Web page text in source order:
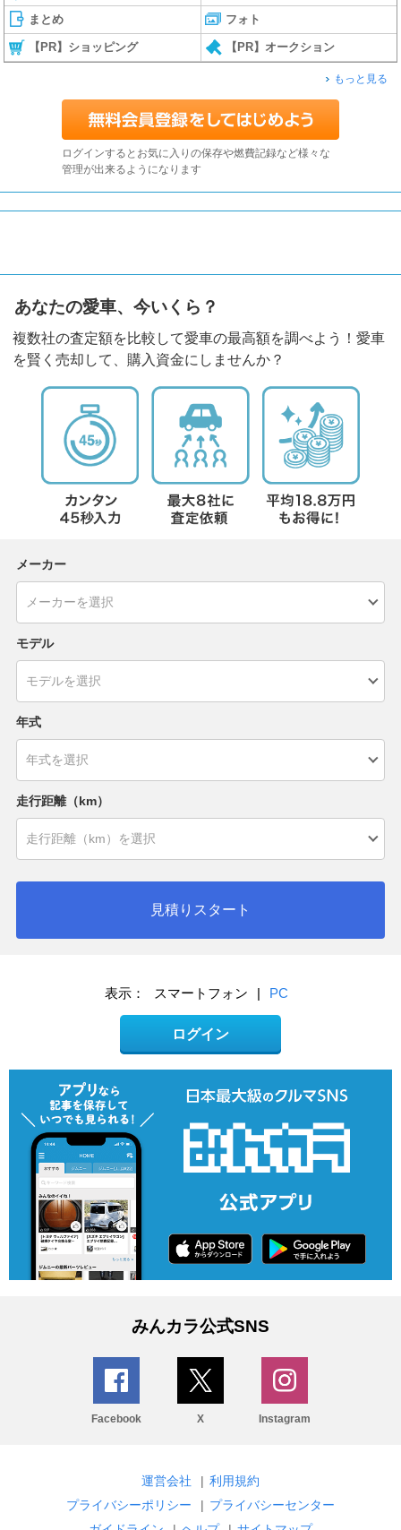
まとめ フォト
【PR】ショッピング 【PR】オークション
もっと見る
ログインするとお気に入りの保存や燃費記録など様々な
管理が出来るようになります
あなたの愛車、今いくら？
複数社の査定額を比較して愛車の最高額を調べよう！愛車
を賢く売却して、購入資金にしませんか？
メーカー
モデル
年式
走行距離（km）
見積りスタート
表示： スマートフォン | PC
ログイン
みんカラ公式SNS
Facebook X Instagram
運営会社 | 利用規約
プライバシーポリシー
| プライバシーセンター